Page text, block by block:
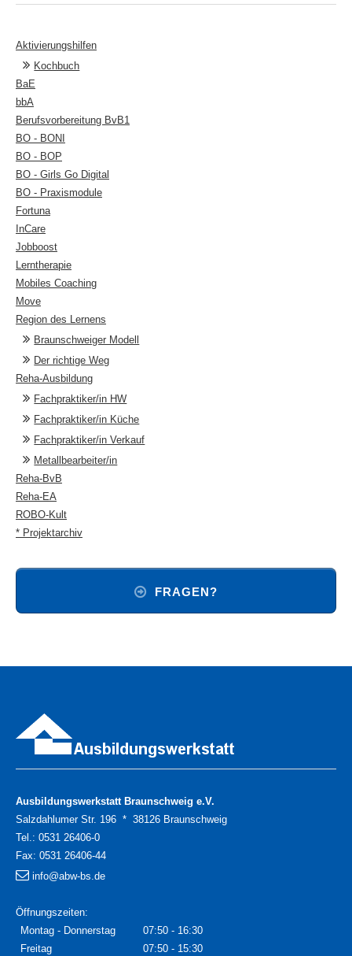
Aktivierungshilfen
Kochbuch
BaE
bbA
Berufsvorbereitung BvB1
BO - BONI
BO - BOP
BO - Girls Go Digital
BO - Praxismodule
Fortuna
InCare
Jobboost
Lerntherapie
Mobiles Coaching
Move
Region des Lernens
Braunschweiger Modell
Der richtige Weg
Reha-Ausbildung
Fachpraktiker/in HW
Fachpraktiker/in Küche
Fachpraktiker/in Verkauf
Metallbearbeiter/in
Reha-BvB
Reha-EA
ROBO-Kult
* Projektarchiv
FRAGEN?
Ausbildungswerkstatt Braunschweig e.V.
Salzdahlumer Str. 196 * 38126 Braunschweig
Tel.: 0531 26406-0
Fax: 0531 26406-44
info@abw-bs.de
Öffnungszeiten:
Montag - Donnerstag
07:50 - 16:30
Freitag
07:50 - 15:30